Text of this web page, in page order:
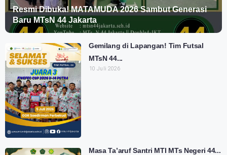
Resmi Dibuka! MATAMUDA 2026 Sambut Generasi
Baru MTsN 44 Jakarta
Gemilang di Lapangan! Tim Futsal
MTsN 44...
10 Juli 2026
Masa Ta’aruf Santri MTI MTs Negeri 44...